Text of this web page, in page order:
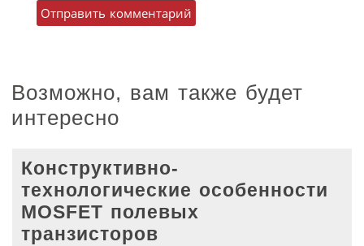
Возможно, вам также будет
интересно
Конструктивно-
технологические особенности
MOSFET полевых
транзисторов